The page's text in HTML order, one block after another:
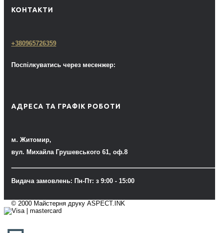
КОНТАКТИ
+380965726359
Поспілкуватись через месенжер:
АДРЕСА ТА ГРАФІК РОБОТИ
м. Житомир,
вул. Михайла Грушевського 61, оф.8
Видача замовлень: Пн-Пт: з 9:00 - 15:00
© 2000 Майстерня друку ASPECT.INK